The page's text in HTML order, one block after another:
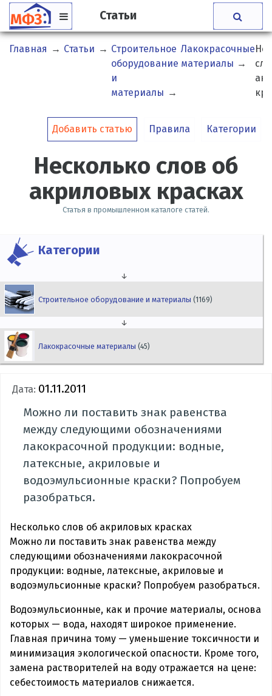
Статьи
Главная → Статьи → Строительное
оборудование
и
материалы →
Лакокрасочные
материалы →
Добавить статью Правила Категории
Несколько слов об
акриловых красках
Статья в промышленном каталоге статей.
Категории
↓
Строительное оборудование и материалы(1169)
↓
Лакокрасочные материалы(45)
Дата: 01.11.2011
Можно ли поставить знак равенства
между следующими обозначениями
лакокрасочной продукции: водные,
латексные, акриловые и
водоэмульсионные краски? Попробуем
разобраться.
Несколько слов об акриловых красках
Можно ли поставить знак равенства между
следующими обозначениями лакокрасочной
продукции: водные, латексные, акриловые и
водоэмульсионные краски? Попробуем разобраться.
Водоэмульсионные, как и прочие материалы, основа
которых — вода, находят широкое применение.
Главная причина тому — уменьшение токсичности и
минимизация экологической опасности. Кроме того,
замена растворителей на воду отражается на цене:
себестоимость материалов снижается.